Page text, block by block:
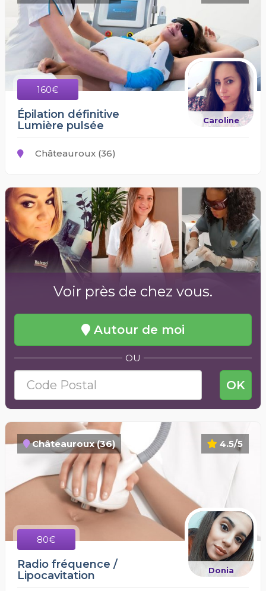
160€
Caroline
Épilation définitive
Lumière pulsée
Châteauroux (36)
Voir près de chez vous.
Autour de moi
OU
OK
4.5/5
Châteauroux (36)
80€
Donia
Radio fréquence /
Lipocavitation